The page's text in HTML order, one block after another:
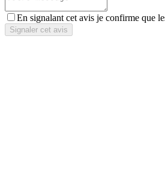
En signalant cet avis je confirme que
Signaler cet avis